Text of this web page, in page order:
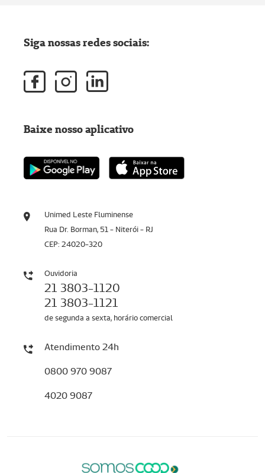
Unimed Leste Fluminense
Rua Dr. Borman, 51 - Niterói - RJ
CEP: 24020-320
Ouvidoria
21 3803-1120
21 3803-1121
de segunda a sexta, horário comercial
Atendimento 24h
0800 970 9087
4020 9087
Siga nossas redes sociais:
Baixe nosso aplicativo